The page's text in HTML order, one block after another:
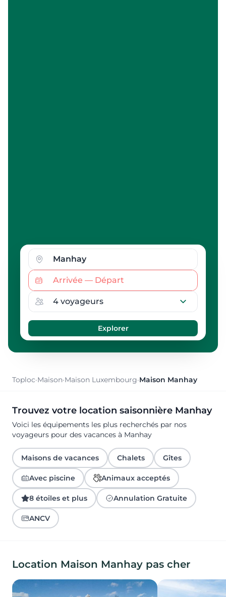
Toploc·Maison·Maison Luxembourg·Maison Manhay
Trouvez votre location saisonnière Manhay
Voici les équipements les plus recherchés par nos
voyageurs pour des vacances à Manhay
Maisons de vacances Chalets Gîtes
Avec piscine Animaux acceptés
8 étoiles et plus Annulation Gratuite
ANCV
Location Maison Manhay pas cher